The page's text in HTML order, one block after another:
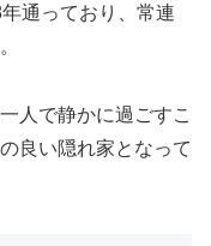
通っており、常連
人で静かに過ごすこ
良い隠れ家となって